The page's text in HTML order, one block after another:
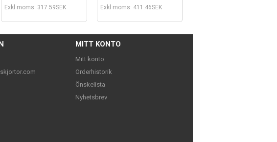
Exkl moms: 317.59SEK Exkl moms: 411.46SEK
MITT KONTO
Mitt konto
Orderhistorik
Önskelista
Nyhetsbrev